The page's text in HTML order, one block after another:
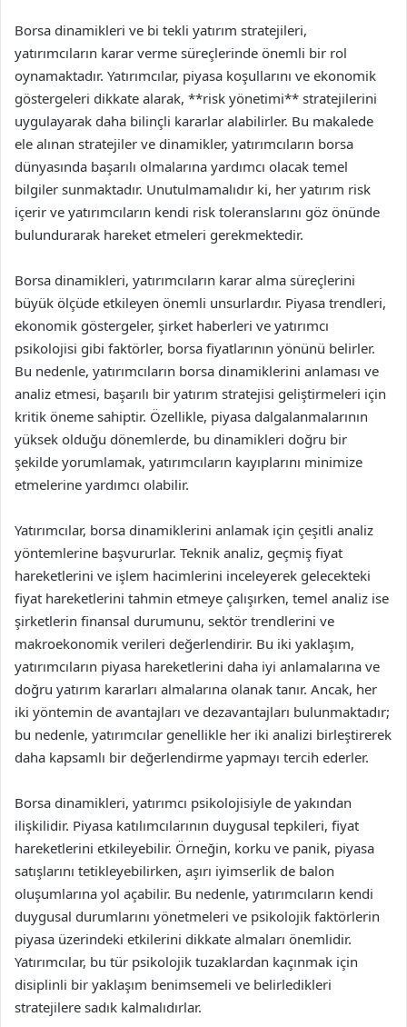
Borsa dinamikleri ve bi tekli yatırım stratejileri,
yatırımcıların karar verme süreçlerinde önemli bir rol
oynamaktadır. Yatırımcılar, piyasa koşullarını ve ekonomik
göstergeleri dikkate alarak, **risk yönetimi** stratejilerini
uygulayarak daha bilinçli kararlar alabilirler. Bu makalede
ele alınan stratejiler ve dinamikler, yatırımcıların borsa
dünyasında başarılı olmalarına yardımcı olacak temel
bilgiler sunmaktadır. Unutulmamalıdır ki, her yatırım risk
içerir ve yatırımcıların kendi risk toleranslarını göz önünde
bulundurarak hareket etmeleri gerekmektedir.
Borsa dinamikleri, yatırımcıların karar alma süreçlerini
büyük ölçüde etkileyen önemli unsurlardır. Piyasa trendleri,
ekonomik göstergeler, şirket haberleri ve yatırımcı
psikolojisi gibi faktörler, borsa fiyatlarının yönünü belirler.
Bu nedenle, yatırımcıların borsa dinamiklerini anlaması ve
analiz etmesi, başarılı bir yatırım stratejisi geliştirmeleri için
kritik öneme sahiptir. Özellikle, piyasa dalgalanmalarının
yüksek olduğu dönemlerde, bu dinamikleri doğru bir
şekilde yorumlamak, yatırımcıların kayıplarını minimize
etmelerine yardımcı olabilir.
Yatırımcılar, borsa dinamiklerini anlamak için çeşitli analiz
yöntemlerine başvururlar. Teknik analiz, geçmiş fiyat
hareketlerini ve işlem hacimlerini inceleyerek gelecekteki
fiyat hareketlerini tahmin etmeye çalışırken, temel analiz ise
şirketlerin finansal durumunu, sektör trendlerini ve
makroekonomik verileri değerlendirir. Bu iki yaklaşım,
yatırımcıların piyasa hareketlerini daha iyi anlamalarına ve
doğru yatırım kararları almalarına olanak tanır. Ancak, her
iki yöntemin de avantajları ve dezavantajları bulunmaktadır;
bu nedenle, yatırımcılar genellikle her iki analizi birleştirerek
daha kapsamlı bir değerlendirme yapmayı tercih ederler.
Borsa dinamikleri, yatırımcı psikolojisiyle de yakından
ilişkilidir. Piyasa katılımcılarının duygusal tepkileri, fiyat
hareketlerini etkileyebilir. Örneğin, korku ve panik, piyasa
satışlarını tetikleyebilirken, aşırı iyimserlik de balon
oluşumlarına yol açabilir. Bu nedenle, yatırımcıların kendi
duygusal durumlarını yönetmeleri ve psikolojik faktörlerin
piyasa üzerindeki etkilerini dikkate almaları önemlidir.
Yatırımcılar, bu tür psikolojik tuzaklardan kaçınmak için
disiplinli bir yaklaşım benimsemeli ve belirledikleri
stratejilere sadık kalmalıdırlar.